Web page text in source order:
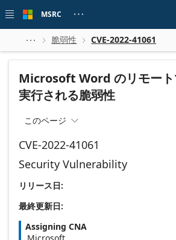
 main
MSRC 
  脆弱性  CVE-2022-41061
Microsoft Word のリモート
実行される脆弱性
このページ 
CVE-2022-41061
Security Vulnerability
リリース日:
最終更新日:
Assigning CNA